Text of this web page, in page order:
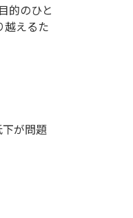
的のひと
越えるた
が問題